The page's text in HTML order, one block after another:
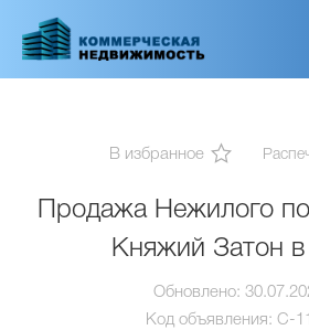
основному
В избранное
Продажа Нежилого
Княжий Затон
Обновлено:
Код объявления: C-